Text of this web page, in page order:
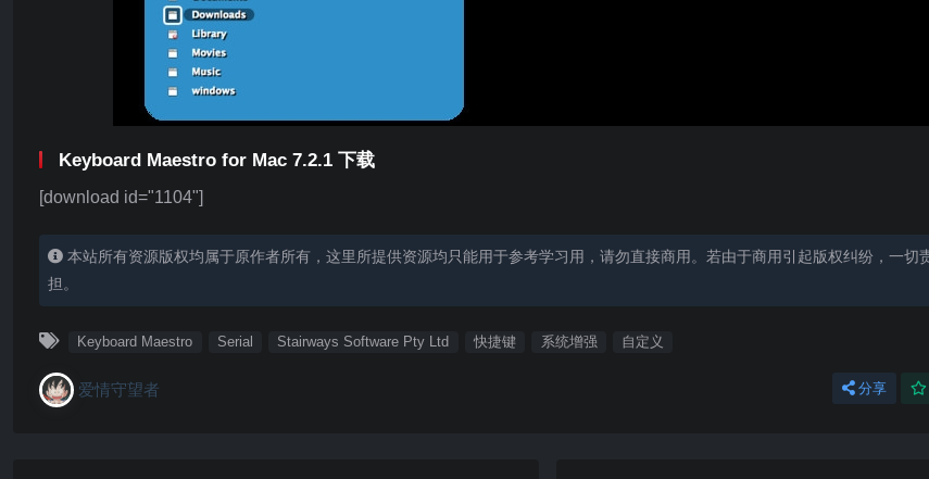
Keyboard Maestro for Mac 7.2.1 下载
[download id="1104"]
本站所有资源版权均属于原作者所有，这里所提供资源均只能用于参考学习用，请勿直接商用。若由于商用引起版权纠纷，一切
担。
Keyboard Maestro Serial Stairways Software Pty Ltd 快捷键 系统增强 自定义
爱情守望者 分享